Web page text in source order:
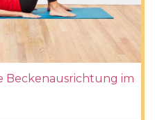
Beckenausrichtung im